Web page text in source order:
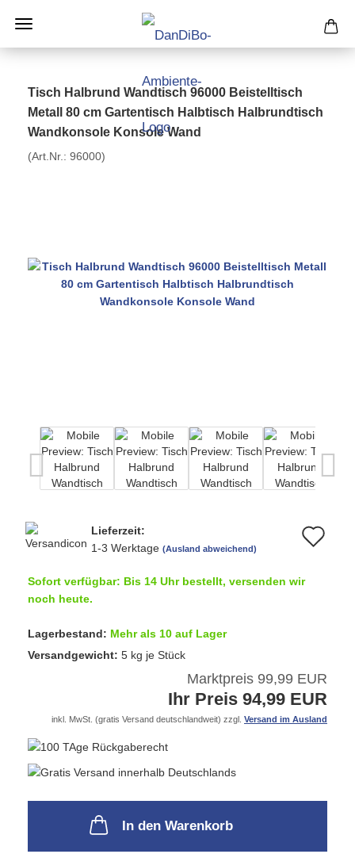
Tisch Halbrund Wandtisch 96000 Beistelltisch
Metall 80 cm Gartentisch Halbtisch Halbrundtisch
Wandkonsole Konsole Wand
(Art.Nr.: 96000)
Lieferzeit:
1-3 Werktage (Ausland abweichend)
Sofort verfügbar: Bis 14 Uhr bestellt, versenden wir
noch heute.
Lagerbestand: Mehr als 10 auf Lager
Versandgewicht: 5 kg je Stück
Marktpreis 99,99 EUR
Ihr Preis 94,99 EUR
inkl. MwSt. (gratis Versand deutschlandweit) zzgl. Versand im Ausland
In den Warenkorb